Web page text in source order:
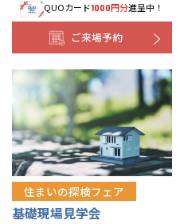
QUOカード1000円分進呈中！
ご来場予約
住まいの探検フェア
基礎現場見学会